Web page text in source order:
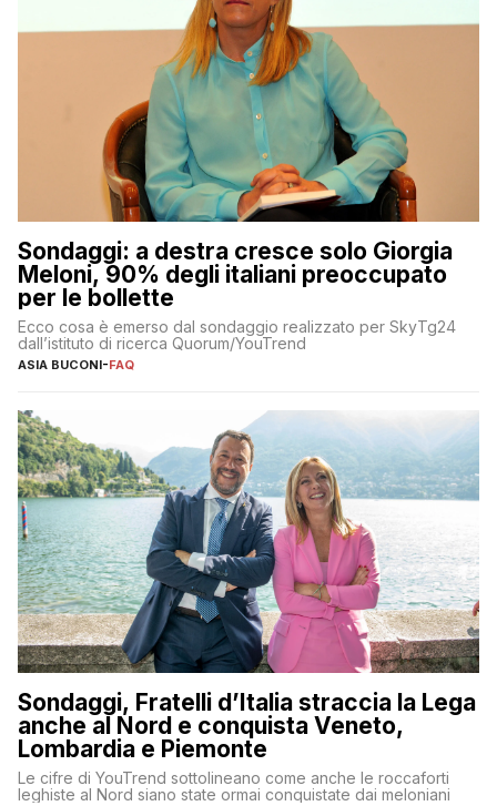
Sondaggi: a destra cresce solo Giorgia
Meloni, 90% degli italiani preoccupato
per le bollette
Ecco cosa è emerso dal sondaggio realizzato per SkyTg24
dall’istituto di ricerca Quorum/YouTrend
ASIA BUCONI-FAQ
Sondaggi, Fratelli d’Italia straccia la Lega
anche al Nord e conquista Veneto,
Lombardia e Piemonte
Le cifre di YouTrend sottolineano come anche le roccaforti
leghiste al Nord siano state ormai conquistate dai meloniani